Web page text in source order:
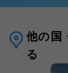
他の国
る